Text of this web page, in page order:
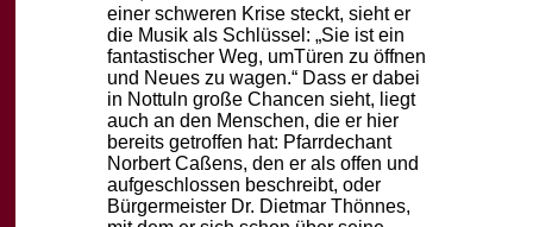
einerschweren Krise steckt, sieht er
die Musik als Schlüssel: „Sie ist ein
fantastischer Weg, umTüren zu öffnen
und Neues zu wagen.“ Dass er dabei
in Nottuln große Chancen sieht, liegt
auch an den Menschen, die er hier
bereits getroffen hat: Pfarrdechant
Norbert Caßens, den er als offen und
aufgeschlossen beschreibt, oder
Bürgermeister Dr. Dietmar Thönnes,